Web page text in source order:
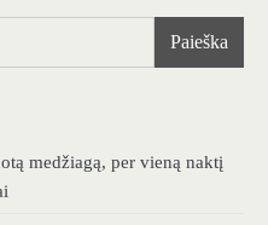
Paieška
medžiagą, per vieną naktį